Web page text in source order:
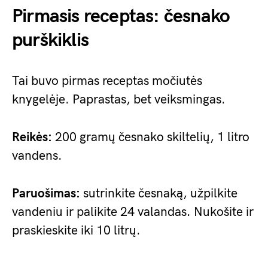
Pirmasis receptas: česnako
purškiklis
Tai buvo pirmas receptas močiutės
knygelėje. Paprastas, bet veiksmingas.
Reikės: 200 gramų česnako skiltelių, 1 litro
vandens.
Paruošimas: sutrinkite česnaką, užpilkite
vandeniu ir palikite 24 valandas. Nukošite ir
praskieskite iki 10 litrų.